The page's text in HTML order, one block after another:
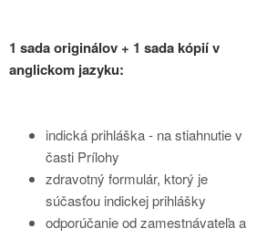
1 sada originálov + 1 sada kópií v
anglickom jazyku:
indická prihláška - na stiahnutie v
časti Prílohy
zdravotný formulár, ktorý je
súčasťou indickej prihlášky
odporúčanie od zamestnávateľa a